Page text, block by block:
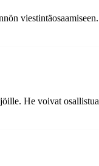
He voivat